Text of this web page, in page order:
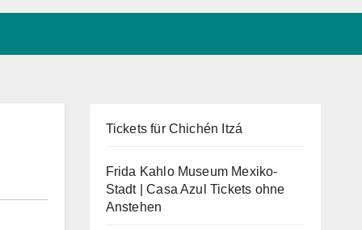
Tickets für Chichén Itzá
Frida Kahlo Museum Mexiko-
Stadt | Casa Azul Tickets ohne
Anstehen